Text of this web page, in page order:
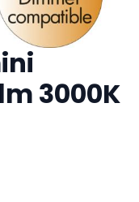
3000K